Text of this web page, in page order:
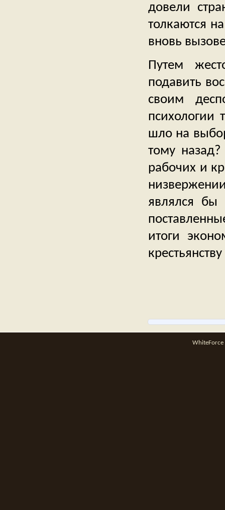
довели
толкаются
вновь
Путем
подавить
своим
психологии
шло на
тому
рабочих и
являлся бы
итоги